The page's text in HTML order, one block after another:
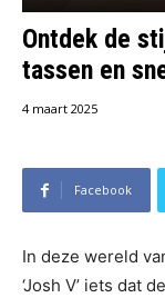
Ontdek de
tassen en
4 maart 2025
Facebook
In deze wereld
‘Josh V’ iets dat